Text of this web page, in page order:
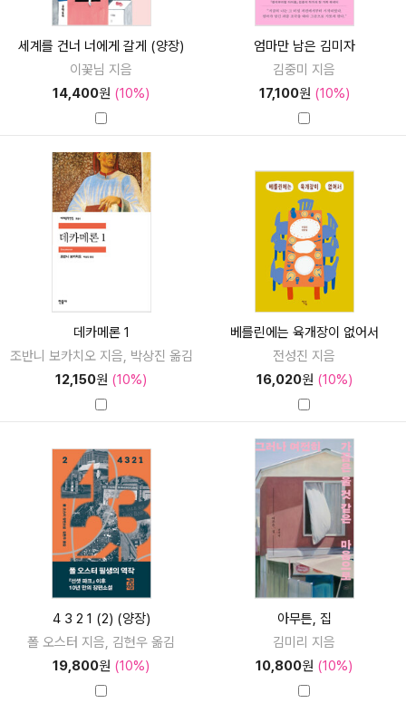
세계를 건너 너에게 갈게 (양장)
이꽃님 지음
14,400원 (10%)
엄마만 남은 김미자
김중미 지음
17,100원 (10%)
데카메론 1
조반니 보카치오 지음, 박상진 옮김
12,150원 (10%)
베를린에는 육개장이 없어서
전성진 지음
16,020원 (10%)
4 3 2 1 (2) (양장)
폴 오스터 지음, 김현우 옮김
19,800원 (10%)
아무튼, 집
김미리 지음
10,800원 (10%)